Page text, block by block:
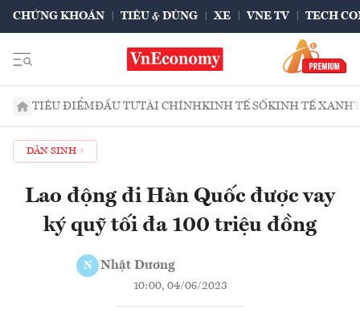
CHỨNG KHOÁN TIÊU & DÙNG XE VNE TV TECH
TIÊU ĐIỂMĐẦU TƯTÀI CHÍNHKINH TẾ SỐKINH TẾ XANH
DÂN SINH
Lao động đi Hàn Quốc được vay
ký quỹ tối đa 100 triệu đồng
N Nhật Dương
10:00, 04/06/2023